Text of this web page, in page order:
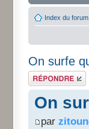
Index du forum
On surfe
Répondre
On
par